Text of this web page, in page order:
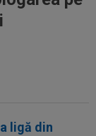
ligă din